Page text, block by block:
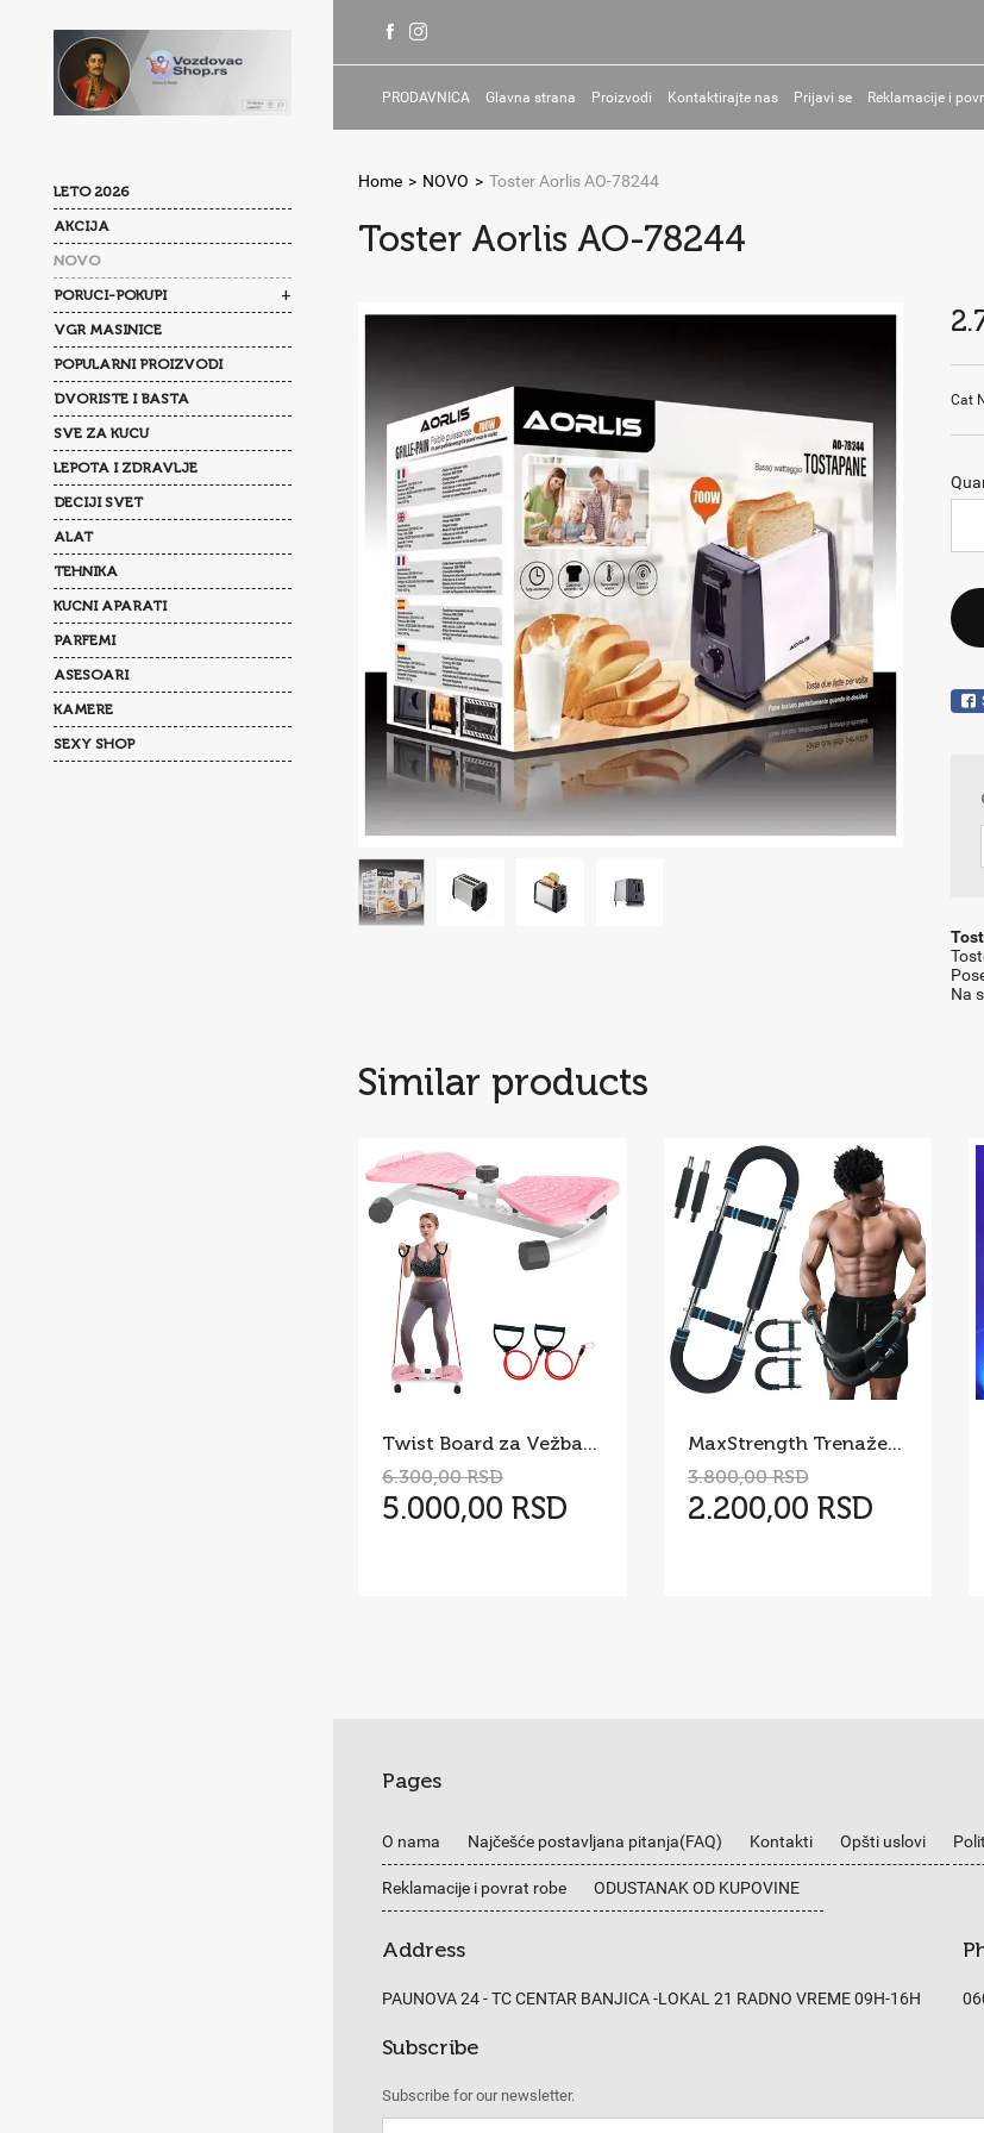
LETO 2026
AKCIJA
NOVO
PORUCI-POKUPI +
VGR MASINICE
POPULARNI PROIZVODI
DVORISTE I BASTA
SVE ZA KUCU
LEPOTA I ZDRAVLJE
DECIJI SVET
ALAT
TEHNIKA
KUCNI APARATI
PARFEMI
ASESOARI
KAMERE
SEXY SHOP
PRODAVNICA Glavna strana Proizvodi Kontaktirajte nas Prijavi se Reklamacije i
Home > NOVO > Toster Aorlis AO-78244
Toster Aorlis AO-78244
Cat
Na
Similar products
Twist Board za Vežbanje – Rotaciona Sprava za Struk i Stomak
6.300,00 RSD
5.000,00 RSD
MaxStrength Trenažer za Jačanje Celog Tela
3.800,00 RSD
2.200,00 RSD
Pages
O nama Najčešće postavljana pitanja(FAQ) Kontakti Opšti uslovi
Reklamacije i povrat robe ODUSTANAK OD KUPOVINE
Address
PAUNOVA 24 - TC CENTAR BANJICA -LOKAL 21 RADNO VREME 09H-16H
Subscribe
Subscribe for our newsletter.